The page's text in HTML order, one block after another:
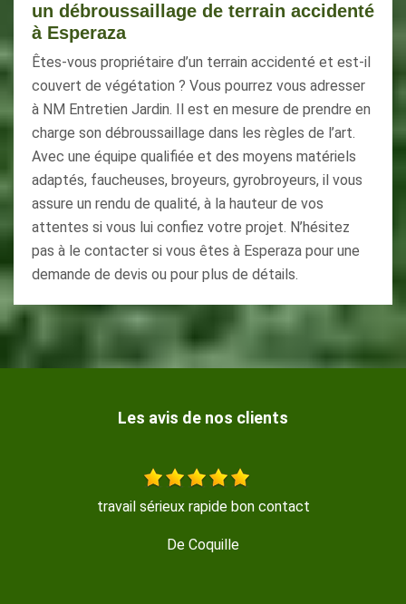
un débroussaillage de terrain accidenté
à Esperaza
Êtes-vous propriétaire d’un terrain accidenté et est-il
couvert de végétation ? Vous pourrez vous adresser
à NM Entretien Jardin. Il est en mesure de prendre en
charge son débroussaillage dans les règles de l’art.
Avec une équipe qualifiée et des moyens matériels
adaptés, faucheuses, broyeurs, gyrobroyeurs, il vous
assure un rendu de qualité, à la hauteur de vos
attentes si vous lui confiez votre projet. N’hésitez
pas à le contacter si vous êtes à Esperaza pour une
demande de devis ou pour plus de détails.
Les avis de nos clients
rapide bon contact travail sérieux